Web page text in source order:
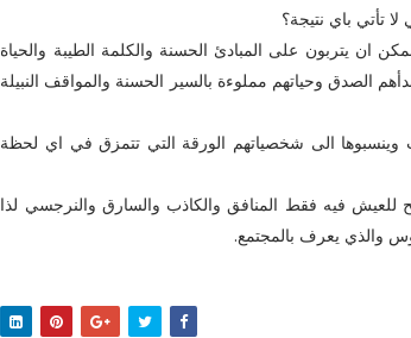
تأتي باي نتيجة؟
ان يتربون على المبادئ الحسنة والكلمة الطيبة والحياة
الصدق وحياتهم مملوءة بالسير الحسنة والمواقف النبيلة
وينسبوها الى شخصياتهم الورقة التي تتمزق في اي لحظة
للعيش فيه فقط المنافق والكاذب والسارق والنرجسي لذا
والذي يعرف بالمجتمع.